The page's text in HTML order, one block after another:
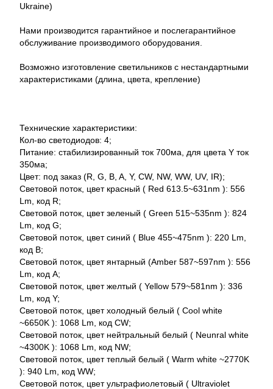
Ukraine)
Нами производится гарантийное и послегарантийное
обслуживание производимого оборудования.
Возможно изготовление светильников с нестандартными
характеристиками (длина, цвета, крепление)
Технические характеристики:
Кол-во светодиодов: 4;
Питание: стабилизированный ток 700ма, для цвета Y ток
350ма;
Цвет: под заказ (R, G, B, A, Y, CW, NW, WW, UV, IR);
Световой поток, цвет красный ( Red 613.5~631nm ): 556
Lm, код R;
Световой поток, цвет зеленый ( Green 515~535nm ): 824
Lm, код G;
Световой поток, цвет синий ( Blue 455~475nm ): 220 Lm,
код B;
Световой поток, цвет янтарный (Amber 587~597nm ): 556
Lm, код A;
Световой поток, цвет желтый ( Yellow 579~581nm ): 336
Lm, код Y;
Световой поток, цвет холодный белый ( Cool white
~6650K ): 1068 Lm, код CW;
Световой поток, цвет нейтральный белый ( Neunral white
~4300K ): 1068 Lm, код NW;
Световой поток, цвет теплый белый ( Warm white ~2770K
): 940 Lm, код WW;
Световой поток, цвет ультрафиолетовый ( Ultraviolet